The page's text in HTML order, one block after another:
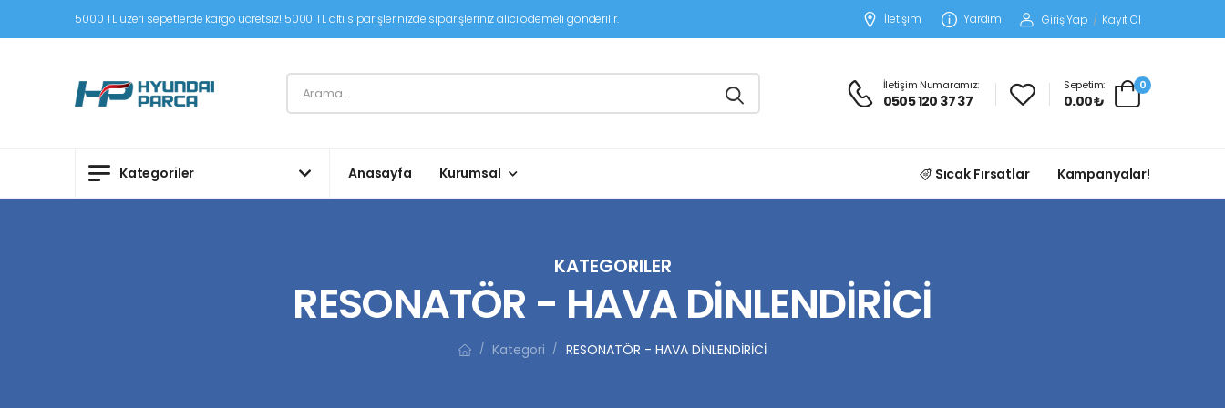
5000 TL üzeri sepetlerde kargo ücretsiz! 5000 TL altı siparişlerinizde siparişleriniz alıcı ödemeli gönderilir. İletişim Yardım Giriş Yap / Kayıt Ol
İletişim Numaramız:
0505 120 37 37
Sepetim:
0.00 ₺
0
Kategoriler Anasayfa Kurumsal Sıcak Fırsatlar Kampanyalar!
KATEGORILER
RESONATÖR - HAVA DİNLENDİRİCİ
/ Kategori / RESONATÖR - HAVA DİNLENDİRİCİ